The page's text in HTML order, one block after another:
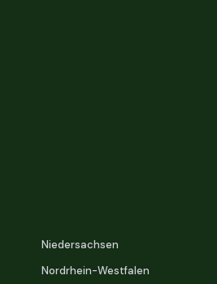
Niedersachsen
Nordrhein-Westfalen